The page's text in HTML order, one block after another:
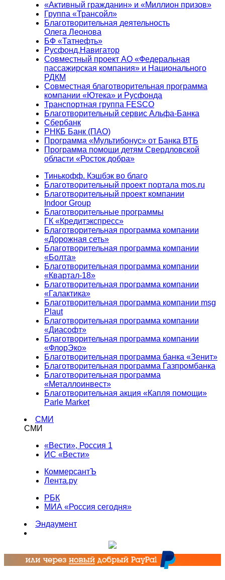
«Активный гражданин» и «Миллион призов»
Группа «Трансойл»
Благотворительная деятельность
Олега Леонова
БФ «Татнефть»
Русфонд.Навигатор
Совместный проект АО «Федеральная
пассажирская компания» и Национального
РДКМ
Совместная благотворительная программа
компании «Ютека» и Русфонда
Транспортная группа FESCO
Благотворительный сервис Альфа-Банка
Сбербанк
РНКБ Банк (ПАО)
Программа «Мультибонус» от Банка ВТБ
Программа помощи детям Свердловской
области «Росток добра»
Тинькофф. Кэшбэк во благо
Благотворительный проект портала mos.ru
Благотворительный проект компании
Indoor Group
Благотворительные программы
ГК «Кредитэкспресс»
Благотворительная программа компании
«Дорожная сеть»
Благотворительная программа компании
«Болта»
Благотворительная программа компании
«Квартал-18»
Благотворительная программа компании
«Галактика»
Благотворительная программа компании msg
Plaut
Благотворительная программа компании
«Диасофт»
Благотворительная программа компании
«ФлорЭко»
Благотворительная программа банка «Зенит»
Благотворительная программа Газпромбанка
Благотворительная программа
«Металлоинвест»
Благотворительная акция «Капля помощи»
Parle Market
СМИ
СМИ
«Вести», Россия 1
ИС «Вести»
КоммерсантЪ
Лента.ру
РБК
МИА «Россия сегодня»
Эндаумент